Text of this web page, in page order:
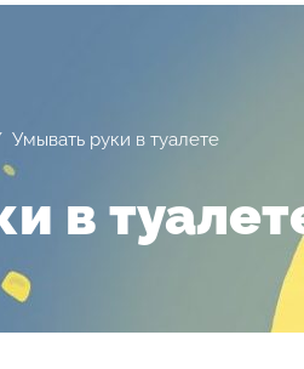
Умывать руки в туалете
в